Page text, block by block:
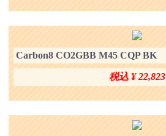
Carbon8 CO2GBB M45 CQP BK
税込 ¥ 22,823